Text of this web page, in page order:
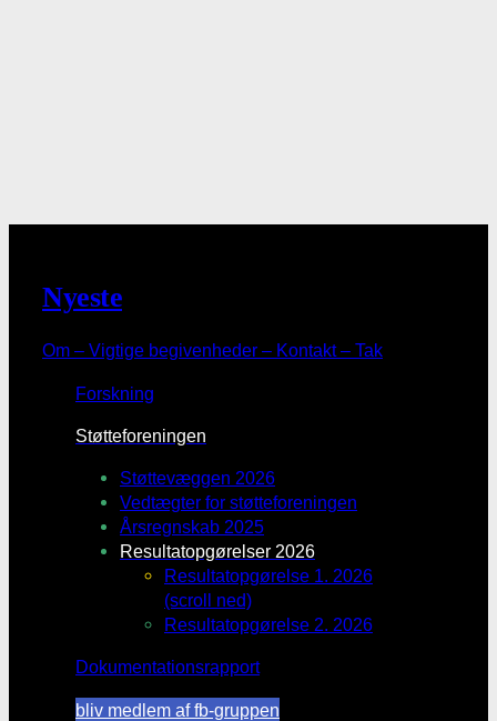
Nyeste
Om – Vigtige begivenheder – Kontakt – Tak
Forskning
Støtteforeningen
Støttevæggen 2026
Vedtægter for støtteforeningen
Årsregnskab 2025
Resultatopgørelser 2026
Resultatopgørelse 1. 2026
(scroll ned)
Resultatopgørelse 2. 2026
Dokumentationsrapport
bliv medlem af fb-gruppen